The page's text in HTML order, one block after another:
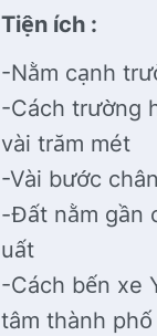
Tiện ích :
-Nằm cạnh
-Cách trường
vài trăm mét
-Vài bước
-Đất nằm gần
uất
-Cách bến xe
tâm thành phố